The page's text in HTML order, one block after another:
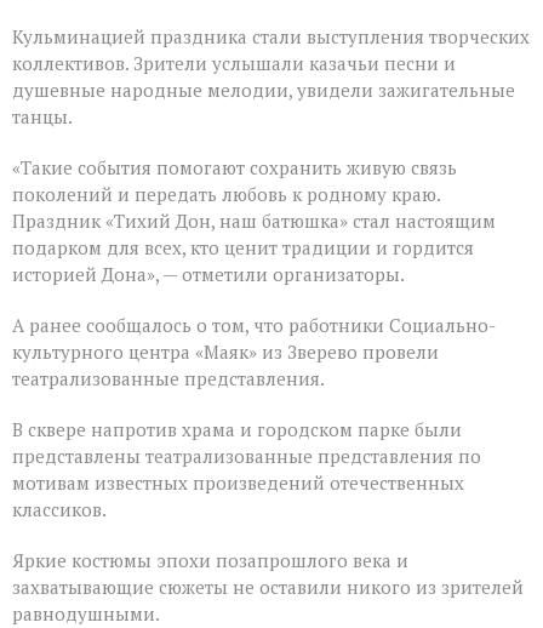
Кульминацией праздника стали выступления творческих
коллективов. Зрители услышали казачьи песни и
душевные народные мелодии, увидели зажигательные
танцы.
«Такие события помогают сохранить живую связь
поколений и передать любовь к родному краю.
Праздник «Тихий Дон, наш батюшка» стал настоящим
подарком для всех, кто ценит традиции и гордится
историей Дона», — отметили организаторы.
А ранее сообщалось о том, что работники Социально-
культурного центра «Маяк» из Зверево провели
театрализованные представления.
В сквере напротив храма и городском парке были
представлены театрализованные представления по
мотивам известных произведений отечественных
классиков.
Яркие костюмы эпохи позапрошлого века и
захватывающие сюжеты не оставили никого из зрителей
равнодушными.